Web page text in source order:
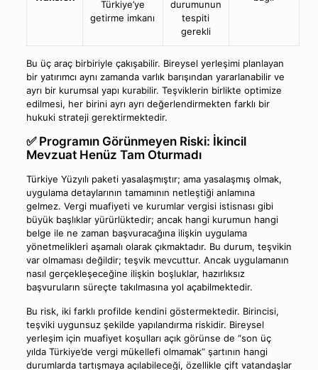
Türkiye’ye
getirme imkanı
durumunun
tespiti
gerekli
Bu üç araç birbiriyle çakışabilir. Bireysel yerleşimi planlayan
bir yatırımcı aynı zamanda varlık barışından yararlanabilir ve
ayrı bir kurumsal yapı kurabilir. Teşviklerin birlikte optimize
edilmesi, her birini ayrı ayrı değerlendirmekten farklı bir
hukuki strateji gerektirmektedir.
✅ Programın Görünmeyen Riski: İkincil
Mevzuat Henüz Tam Oturmadı
Türkiye Yüzyılı paketi yasalaşmıştır; ama yasalaşmış olmak,
uygulama detaylarının tamamının netleştiği anlamına
gelmez. Vergi muafiyeti ve kurumlar vergisi istisnası gibi
büyük başlıklar yürürlüktedir; ancak hangi kurumun hangi
belge ile ne zaman başvuracağına ilişkin uygulama
yönetmelikleri aşamalı olarak çıkmaktadır. Bu durum, teşvikin
var olmaması değildir; teşvik mevcuttur. Ancak uygulamanın
nasıl gerçekleşeceğine ilişkin boşluklar, hazırlıksız
başvuruların süreçte takılmasına yol açabilmektedir.
Bu risk, iki farklı profilde kendini göstermektedir. Birincisi,
teşviki uygunsuz şekilde yapılandırma riskidir. Bireysel
yerleşim için muafiyet koşulları açık görünse de “son üç
yılda Türkiye’de vergi mükellefi olmamak” şartının hangi
durumlarda tartışmaya açılabileceği, özellikle çift vatandaşlar